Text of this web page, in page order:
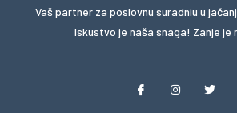
Vaš partner za poslovnu suradniu u
Iskustvo je naša snaga! Zanje je